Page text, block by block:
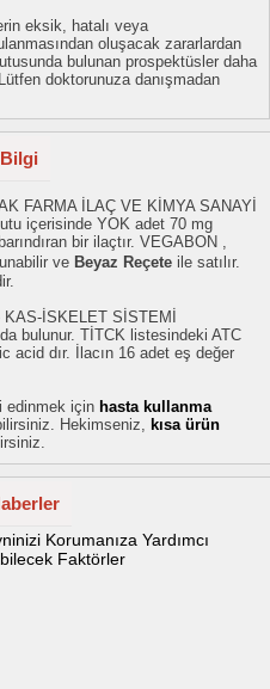
eksik, hatalı veya
oluşacak zararlardan
bulunan prospektüsler daha
doktorunuza danışmadan
FARMA İLAÇ VE KİMYA SANAYİ
içerisinde YOK adet 70 mg
bir ilaçtır. VEGABON ,
ve Beyaz Reçete ile satılır.
KAS-İSKELET SİSTEMİ
bulunur. TİTCK listesindeki ATC
acid dır. İlacın 16 adet eş değer
edinmek için hasta kullanma
Hekimseniz, kısa ürün
Korumanıza Yardımcı
Faktörler